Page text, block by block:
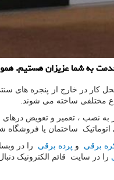
کار در خارج از پنجره
مختلفی ساخته می شوند.
به نصب ، تعمیر و تعویض
ساختمان یا فروشگاه
برقی و پرده برقی
را در سایت قائم الکترونیک دنبال